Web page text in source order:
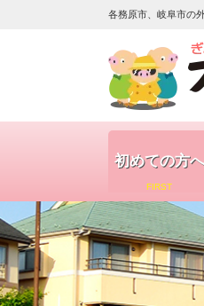
各務原市、岐阜市の
初めての方へ
FIRST